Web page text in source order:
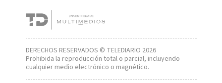
DERECHOS RESERVADOS © TELEDIARIO 2026
Prohibida la reproducción total o parcial, incluyendo
cualquier medio electrónico o magnético.